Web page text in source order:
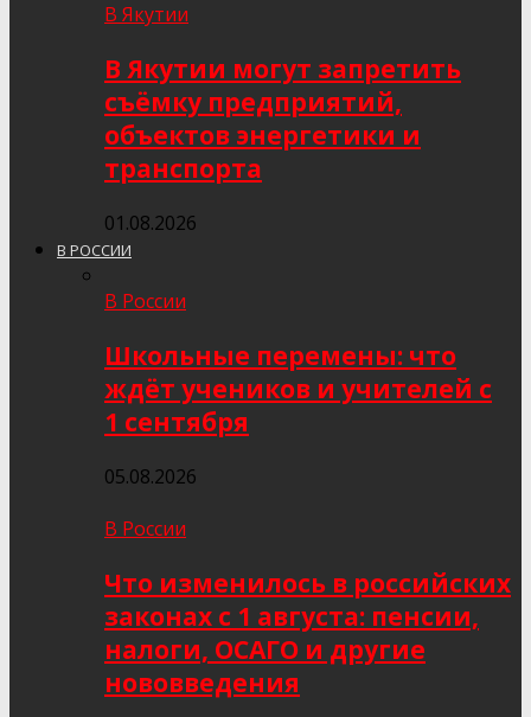
В Якутии
В Якутии могут запретить
съёмку предприятий,
объектов энергетики и
транспорта
01.08.2026
В РОССИИ
В России
Школьные перемены: что
ждёт учеников и учителей с
1 сентября
05.08.2026
В России
Что изменилось в российских
законах с 1 августа: пенсии,
налоги, ОСАГО и другие
нововведения